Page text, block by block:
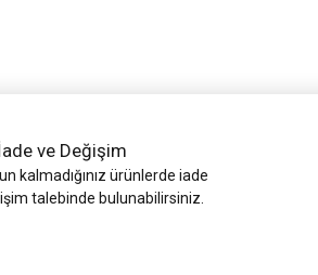
ve Değişim
kalmadığınız ürünlerde iade
talebinde bulunabilirsiniz.